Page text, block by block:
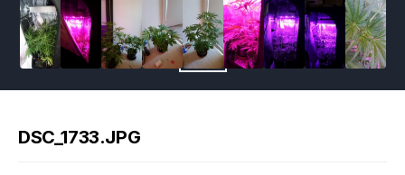
DSC_1733.JPG